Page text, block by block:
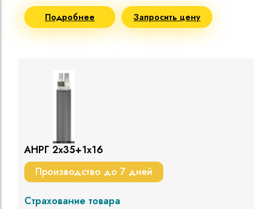
Подробнее Запросить цену
АНРГ 2х35+1х16
Производство до 7 дней
Страхование товара